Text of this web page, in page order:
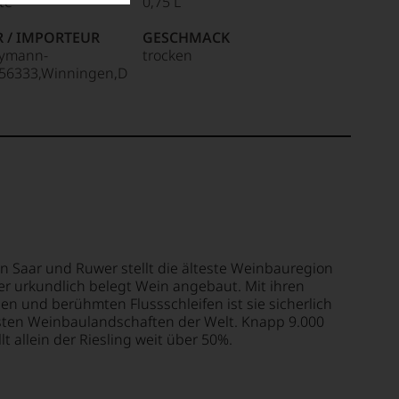
/ IMPORTEUR
GESCHMACK
trocken
Saar und Ruwer stellt die älteste Weinbauregion
urkundlich belegt Wein angebaut. Mit ihren
und berühmten Flussschleifen ist sie sicherlich
Weinbaulandschaften der Welt. Knapp 9.000
allein der Riesling weit über 50%.